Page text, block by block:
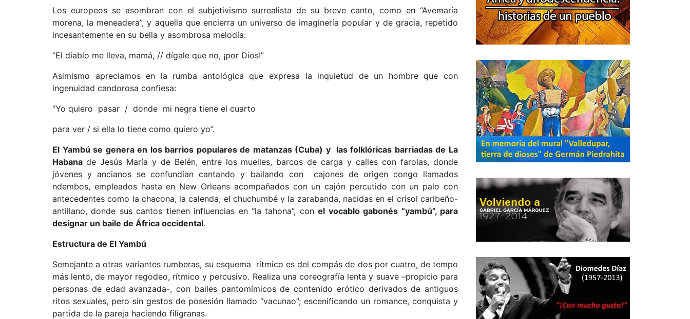
Los europeos se asombran con el subjetivismo surrealista de su breve canto, como en “Avemaría
morena, la meneadera”, y aquella que encierra un universo de imaginería popular y de gracia, repetido
incesantemente en su bella y asombrosa melodía:
“El diablo me lleva, mamá, // dígale que no, ¡por Dios!”
Asimismo apreciamos en la rumba antológica que expresa la inquietud de un hombre que con
ingenuidad candorosa confiesa:
“Yo quiero pasar / donde mi negra tiene el cuarto
para ver / si ella lo tiene como quiero yo”.
El Yambú se genera en los barrios populares de matanzas (Cuba) y las folklóricas barriadas de La
Habana de Jesús María y de Belén, entre los muelles, barcos de carga y calles con farolas, donde
jóvenes y ancianos se confundían cantando y bailando con cajones de origen congo llamados
ndembos, empleados hasta en New Orleans acompañados con un cajón percutido con un palo con
antecedentes como la chacona, la calenda, el chuchumbé y la zarabanda, nacidas en el crisol caribeño-
antillano, donde sus cantos tienen influencias en “la tahona”, conel vocablo gabonés “yambú”, para
designar un baile de África occidental.
Estructura de El Yambú
Semejante a otras variantes rumberas, su esquema rítmico es del compás de dos por cuatro, de tempo
más lento, de mayor regodeo, rítmico y percusivo. Realiza una coreografía lenta y suave –propicio para
personas de edad avanzada-, con bailes pantomímicos de contenido erótico derivados de antiguos
ritos sexuales, pero sin gestos de posesión llamado “vacunao”; escenificando un romance, conquista y
partida de la pareja haciendo filigranas.